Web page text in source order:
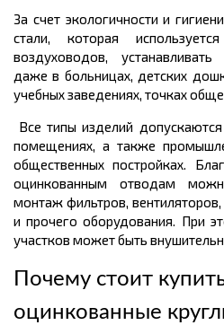
За счет экологичности и
стали, которая
воздуховодов,
даже в больницах, детских
учебных заведениях, точках
Все типы изделий
помещениях, а также
общественных постройках.
оцинкованным отводам
монтаж фильтров,
и прочего оборудования. При
участков может быть
Почему стоит
оцинкованные